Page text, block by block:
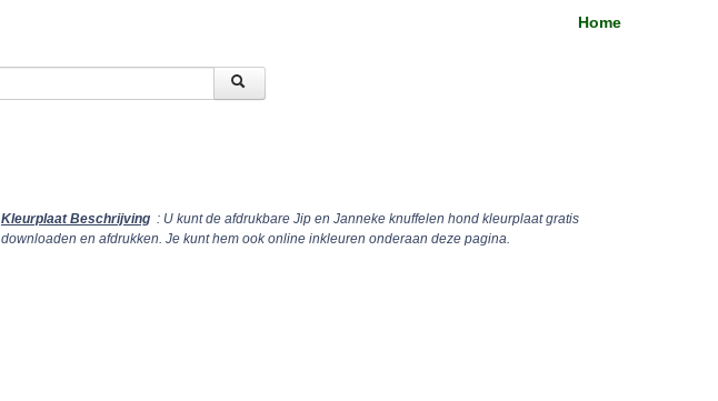
Home
Kleurplaat Beschrijving : U kunt de afdrukbare Jip en Janneke knuffelen hond kleurplaat gratis
downloaden en afdrukken. Je kunt hem ook online inkleuren onderaan deze pagina.